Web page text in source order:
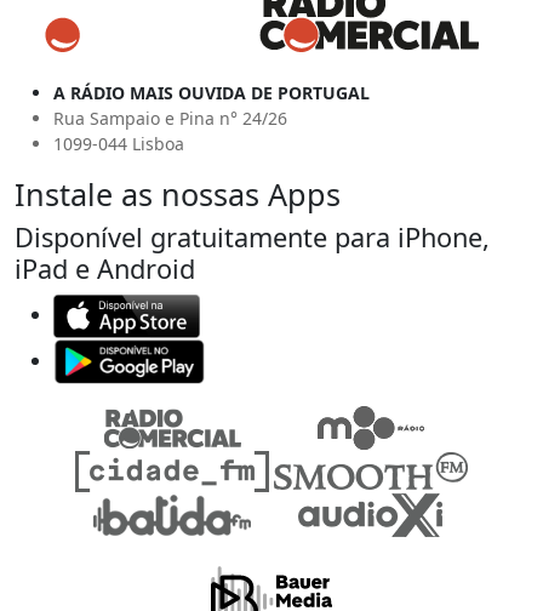
A RÁDIO MAIS OUVIDA DE PORTUGAL
Rua Sampaio e Pina n° 24/26
1099-044 Lisboa
Instale as nossas Apps
Disponível gratuitamente para iPhone,
iPad e Android